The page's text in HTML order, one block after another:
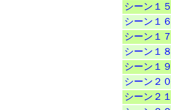
シーン１５
シーン１６
シーン１７
シーン１８
シーン１９
シーン２０
シーン２１